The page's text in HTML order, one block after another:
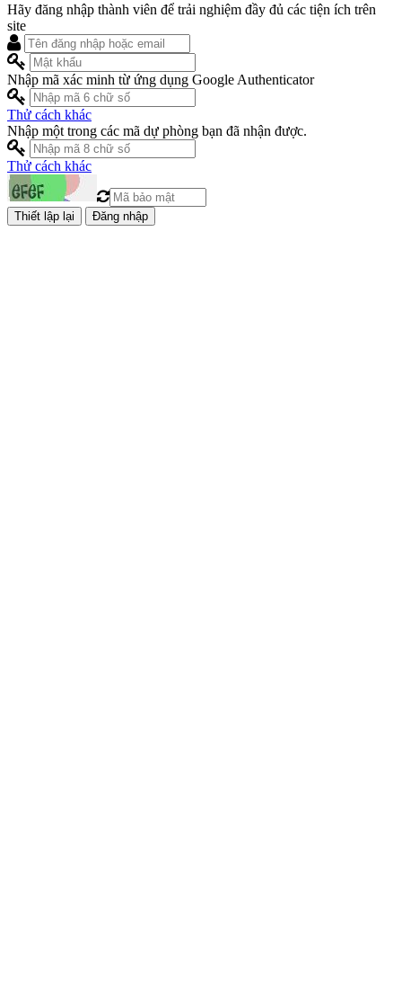
Hãy đăng nhập thành viên để trải nghiệm đầy đủ các tiện ích trên
site
Nhập mã xác minh từ ứng dụng Google Authenticator
Thử cách khác
Nhập một trong các mã dự phòng bạn đã nhận được.
Thử cách khác
Đăng nhập